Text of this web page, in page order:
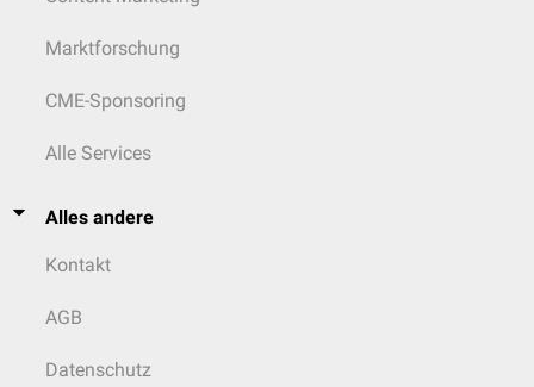
Marktforschung
CME-Sponsoring
Alle Services
Alles andere
Kontakt
AGB
Datenschutz